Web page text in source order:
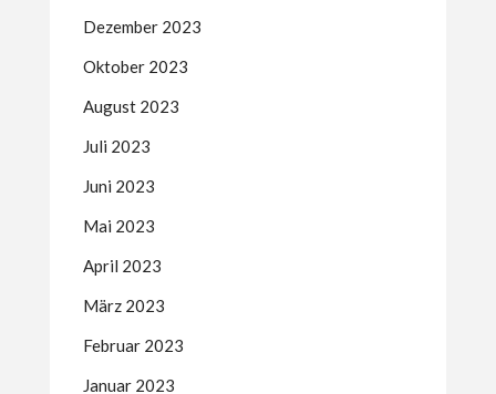
Dezember 2023
Oktober 2023
August 2023
Juli 2023
Juni 2023
Mai 2023
April 2023
März 2023
Februar 2023
Januar 2023